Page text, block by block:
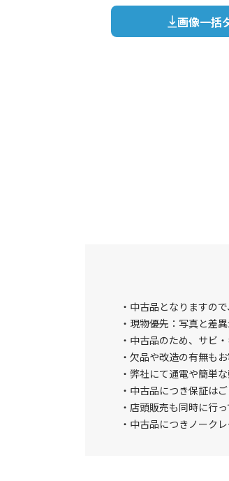
画像一括
中古品となりますの
現物優先：写真と差
中古品のため、サビ
欠品や改造の有無も
弊社にて通電や簡単な
中古品につき保証はご
店頭販売も同時に行
中古品につきノーク